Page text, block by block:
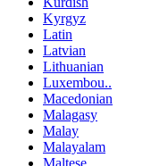
Kyrgyz
Latin
Latvian
Lithuanian
Luxembou..
Macedonian
Malagasy
Malay
Malayalam